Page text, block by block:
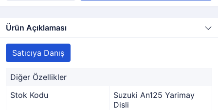
Ürün Açıklaması
Satıcıya Danış
Diğer Özellikler
Stok Kodu
Suzuki An125 Yarimay
Disli